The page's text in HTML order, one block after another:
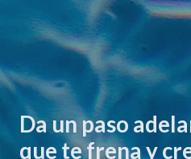
Da un paso
que te frena y